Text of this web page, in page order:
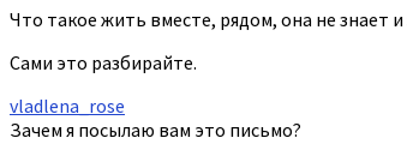
Что такое жить вместе, рядом, она не знает
Сами это разбирайте.
vladlena_rose
Зачем я посылаю вам это письмо?